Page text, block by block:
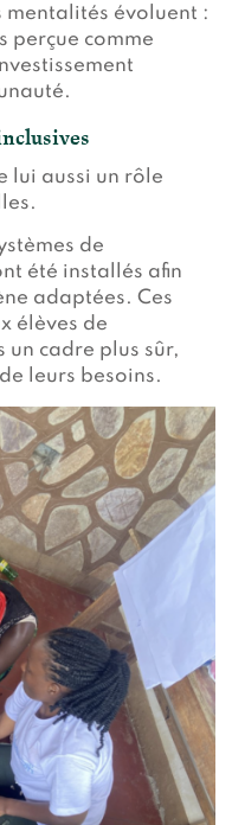
mentalités évoluent :
perçue comme
lui aussi un rôle
de
été installés afin
adaptées. Ces
élèves de
cadre plus sûr,
leurs besoins.